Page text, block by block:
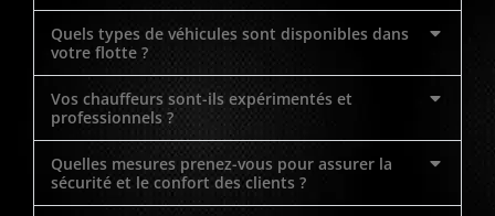
Quels types de véhicules sont disponibles dans
votre flotte ?
Vos chauffeurs sont-ils expérimentés et
professionnels ?
Quelles mesures prenez-vous pour assurer la
sécurité et le confort des clients ?